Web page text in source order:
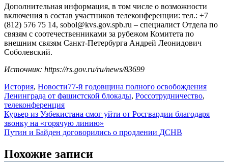
Дополнительная информация, в том числе о возможности
включения в состав участников телеконференции: тел.: +7
(812) 576 75 14, sobol@kvs.gov.spb.ru – специалист Отдела по
связям с соотечественниками за рубежом Комитета по
внешним связям Санкт-Петербурга Андрей Леонидович
Соболевский.
Источник: https://rs.gov.ru/ru/news/83699
История, Новости77-й годовщина полного освобождения
Ленинграда от фашистской блокады, Россотрудничество,
телеконференция
Навигация
по
Курьер из Узбекистана смог уйти от Росгвардии благодаря
звонку на «горячую линию»
Путин и Байден договорились о продлении ДСНВ
Похожие записи